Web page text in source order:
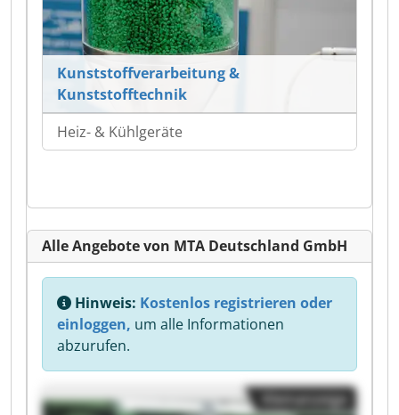
Kunststoffverarbeitung &
Kunststofftechnik
Heiz- & Kühlgeräte
Alle Angebote von MTA Deutschland GmbH
Hinweis: Kostenlos registrieren oder
einloggen, um alle Informationen
abzurufen.
Kleinanzeige